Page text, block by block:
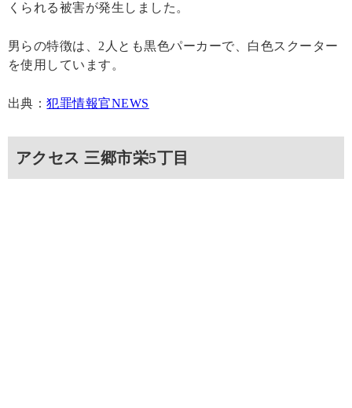
くられる被害が発生しました。
男らの特徴は、2人とも黒色パーカーで、白色スクーター
を使用しています。
出典：犯罪情報官NEWS
アクセス 三郷市栄5丁目